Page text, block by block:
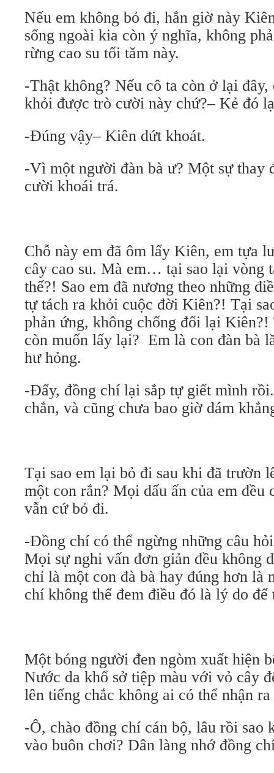
Nếu em không bỏ đi, hẳn giờ này
sống ngoài kia còn ý nghĩa, không
rừng cao su tối tăm này.
-Thật không? Nếu cô ta còn ở lại đây,
khỏi được trò cười này chứ?– Kẻ đó
-Đúng vậy– Kiên dứt khoát.
-Vì một người đàn bà ư? Một sự thay
cười khoái trá.
Chỗ này em đã ôm lấy Kiên, em tựa
cây cao su. Mà em… tại sao lại vòng
thế?! Sao em đã nương theo những
tự tách ra khỏi cuộc đời Kiên?! Tại
phản ứng, không chống đối lại
còn muốn lấy lại? Em là con đàn bà
hư hỏng.
-Đấy, đồng chí lại sắp tự giết mình
chắn, và cũng chưa bao giờ dám
Tại sao em lại bỏ đi sau khi đã trườn
một con rắn? Mọi dấu ấn của em
vẫn cứ bỏ đi.
-Đồng chí có thể ngừng những câu
Mọi sự nghi vấn đơn giản đều không
chỉ là một con đà bà hay đúng hơn là
chí không thể đem điều đó là lý do
Một bóng người đen ngòm xuất hiện
Nước da khổ sở tiệp màu với vỏ cây
lên tiếng chắc không ai có thể nhận
-Ô, chào đồng chí cán bộ, lâu rồi sao
vào buôn chơi? Dân làng nhớ đồng